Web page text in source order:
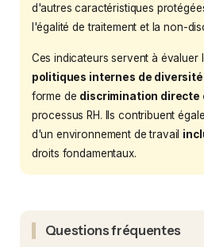
d'autres caractéristiques
l'égalité de traitement et la non-
Ces indicateurs servent à évaluer
politiques internes de diversité
forme de discrimination directe
processus RH. Ils contribuent
d'un environnement de travail
droits fondamentaux.
Questions fréquentes